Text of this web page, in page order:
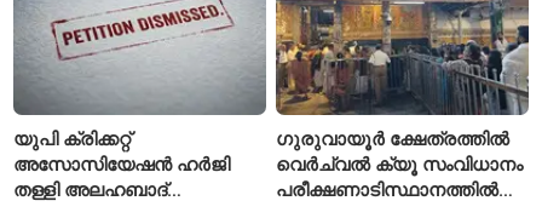
യുപി ക്രിക്കറ്റ്
അസോസിയേഷൻ ഹർജി
തള്ളി അലഹബാദ്
ഗുരുവായൂർ ക്ഷേത്രത്തിൽ
വെർച്വൽ ക്യൂ സംവിധാനം
പരീക്ഷണാടിസ്ഥാനത്തിൽ